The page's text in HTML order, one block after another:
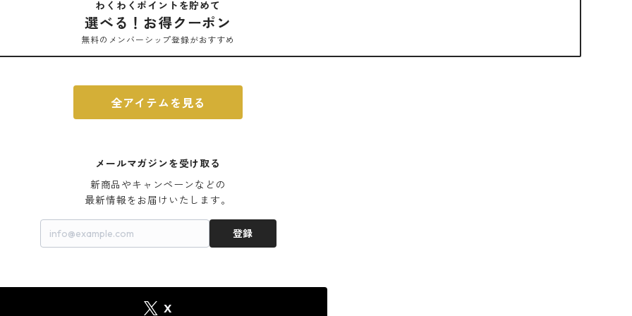
わくわくポイントを貯めて
選べる！お得クーポン
無料のメンバーシップ登録がおすすめ
全アイテムを見る
メールマガジンを受け取る
新商品やキャンペーンなどの
最新情報をお届けいたします。
登録
X